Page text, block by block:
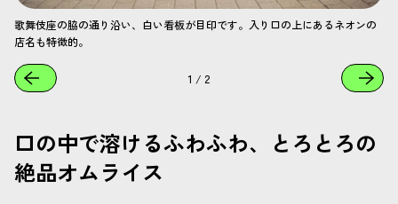
歌舞伎座の脇の通り沿い、白い看板が目印です。入り口の上にあるネオンの
店名も特徴的。
1 / 2
口の中で溶けるふわふわ、とろとろの
絶品オムライス